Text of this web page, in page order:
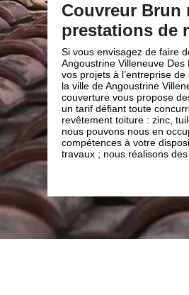
des
à
à remettre
dans
de
de qualité à
de
tôle, béton...
faire et nos
confier vos
Brun
toiture 66760
Notre entreprise propose
professionnels pour
ville de Angoustrine
garantir qu’après
votre toiture remplira
solide et esthétique et
plusieurs années. De ce
toiture à Angoustrine
à notre entreprise de
satisfaire.